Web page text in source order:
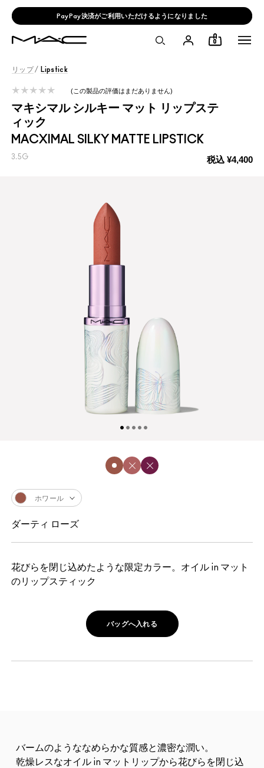
PayPay決済がご利用いただけるようになりました
0
リップ/ Lipstick
マキシマル シルキー マット リップステ
ィック
MACXIMAL SILKY MATTE LIPSTICK
税込 ¥4,400
3.5G
この製品の評価はまだありません
花びらを閉じ込めたような限定カラー。オイル in マット
のリップスティック
ホワール
ダーティ ローズ
バッグへ入れる
バームのようななめらかな質感と濃密な潤い。
乾燥レスなオイル in マットリップから花びらを閉じ込